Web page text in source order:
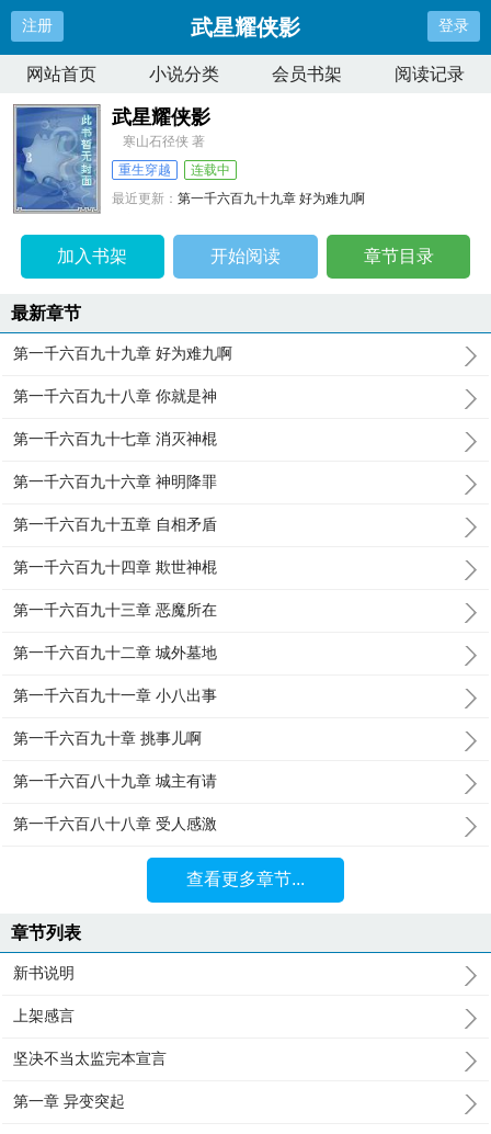
注册 武星耀侠影 登录
网站首页 小说分类 会员书架 阅读记录
武星耀侠影
寒山石径侠 著
重生穿越
连载中
最近更新：第一千六百九十九章 好为难九啊
加入书架 开始阅读 章节目录
最新章节
第一千六百九十九章 好为难九啊
第一千六百九十八章 你就是神
第一千六百九十七章 消灭神棍
第一千六百九十六章 神明降罪
第一千六百九十五章 自相矛盾
第一千六百九十四章 欺世神棍
第一千六百九十三章 恶魔所在
第一千六百九十二章 城外墓地
第一千六百九十一章 小八出事
第一千六百九十章 挑事儿啊
第一千六百八十九章 城主有请
第一千六百八十八章 受人感激
查看更多章节...
章节列表
新书说明
上架感言
坚决不当太监完本宣言
第一章 异变突起